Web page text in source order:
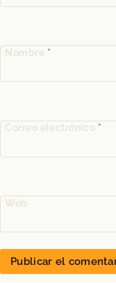
Nombre *
Correo electrónico *
Web